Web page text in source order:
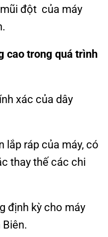
đột của máy
cao trong quá trình
xác của dây
lắp ráp của máy, có
thay thế các chi
định kỳ cho máy